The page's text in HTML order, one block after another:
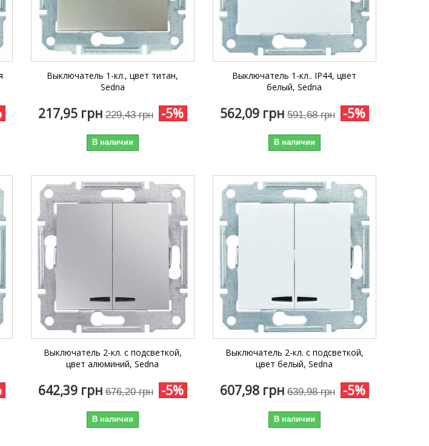
Выключатель 1-кл., цвет титан,
Sedna
217,95 грн 229,43 грн -5%
В наличии
Выключатель 1-кл.. IP44, цвет
белый, Sedna
562,09 грн 591,68 грн -5%
В наличии
Выключатель 2-кл. с подсветкой,
цвет алюминий, Sedna
642,39 грн 676,20 грн -5%
В наличии
Выключатель 2-кл. с подсветкой,
цвет белый, Sedna
607,98 грн 639,98 грн -5%
В наличии